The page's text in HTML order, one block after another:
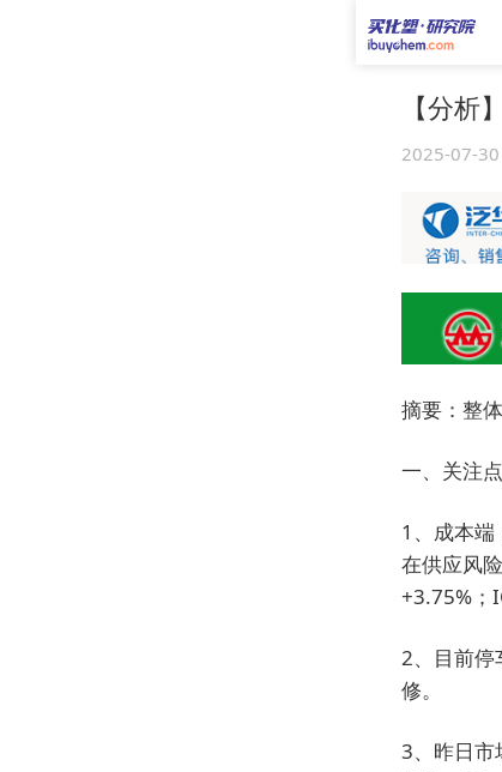
【分析
2025-07-
摘要：整
一、关注点
1、成本端
在供应风
+3.75%；
2、目前停
修。
3、昨日市